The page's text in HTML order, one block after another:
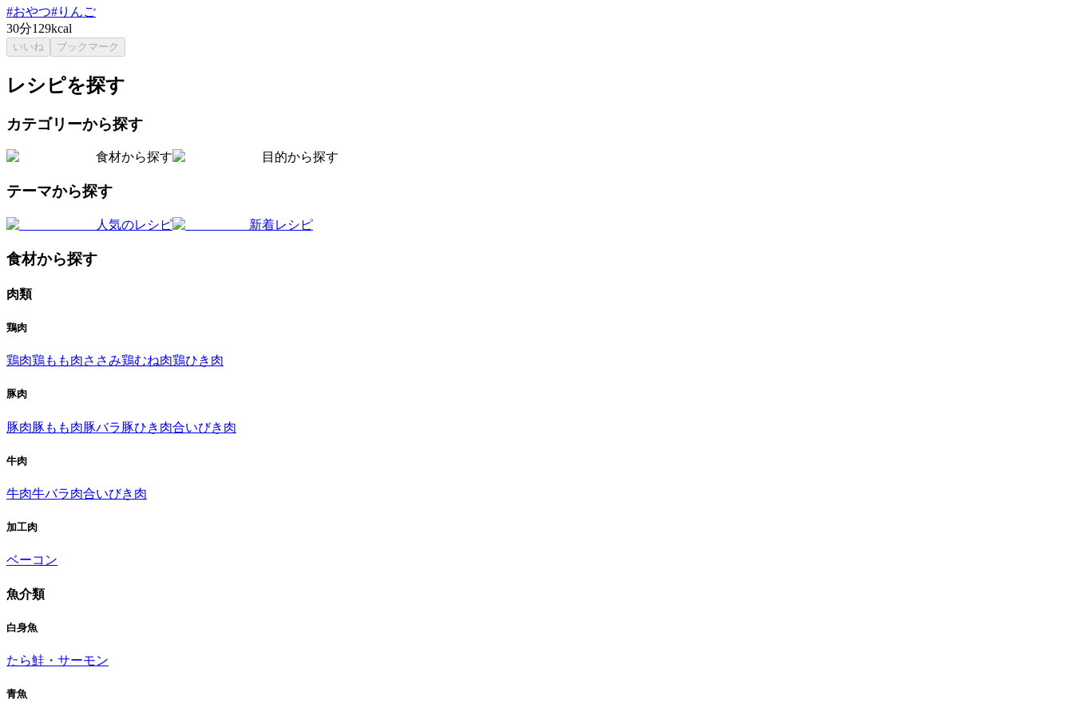
#おやつ#りんご
30分129kcal
いいね ブックマーク
レシピを探す
カテゴリーから探す
食材から探す 目的から探す
テーマから探す
人気のレシピ 新着レシピ
食材から探す
肉類
鶏肉
鶏肉鶏もも肉ささみ鶏むね肉鶏ひき肉
豚肉
豚肉豚もも肉豚バラ豚ひき肉合いびき肉
牛肉
牛肉牛バラ肉合いびき肉
加工肉
ベーコン
魚介類
白身魚
たら鮭・サーモン
青魚